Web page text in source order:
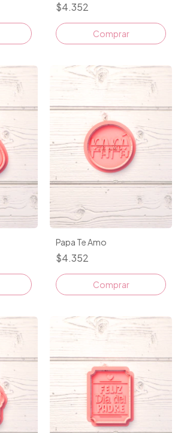
$4.352
Comprar
Papa Te Amo
$4.352
Comprar